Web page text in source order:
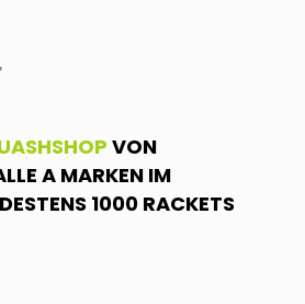
VON
A MARKEN IM
1000 RACKETS